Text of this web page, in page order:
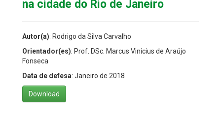
na cidade do Rio de Janeiro
Autor(a): Rodrigo da Silva Carvalho
Orientador(es): Prof. DSc. Marcus Vinicius de Araújo
Fonseca
Data de defesa: Janeiro de 2018
Download